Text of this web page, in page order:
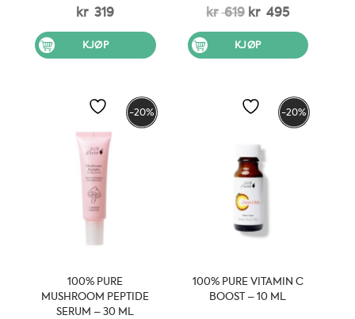
kr 319
KJØP
kr619 Opprinnelig
pris
var:
kr 495
pris
er:
KJØP
-20%
100% PURE
MUSHROOM PEPTIDE
SERUM – 30 ML
-20%
100% PURE VITAMIN C
BOOST – 10 ML